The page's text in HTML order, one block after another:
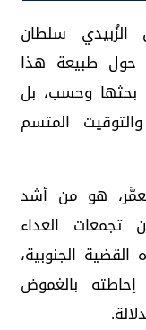
سلطان
حول طبيعة هذا
بحثها وحسب، بل
المتسم
هو من أشد
تجمعات العداء
القضية الجنوبية،
بالغموض